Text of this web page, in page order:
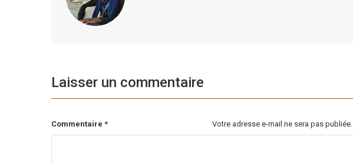
Laisser un commentaire
Votre adresse e-mail ne sera pas publiée.
Commentaire *